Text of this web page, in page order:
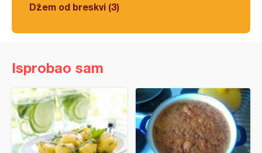
Džem od breskvi (3)
Isprobao sam